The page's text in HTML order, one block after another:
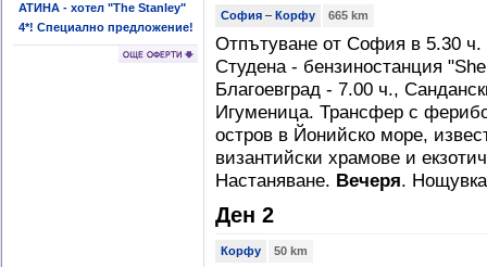
АТИНА - хотел "The Stanley"
4*! Специално предложение!
София – Корфу 665 km
Отпътуване от София в 5.30 ч.
Студена - бензиностанция
Благоевград - 7.00 ч.,
Игуменица. Трансфер с
остров в Йонийско море,
византийски храмове и
Настаняване. Вечеря.
Ден 2
Корфу 50 km